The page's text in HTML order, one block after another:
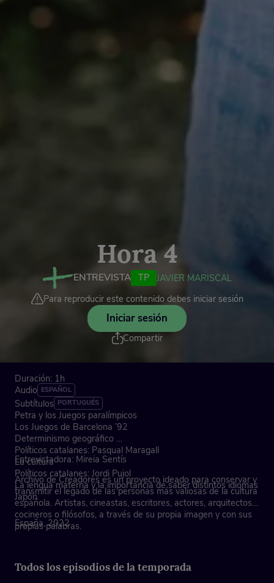
Hora 4
ENTREVISTA TP
JAVIER MARISCAL
Para reproducir este contenido debes iniciar sesión
Iniciar sesión
Compartir
Duración: 1h
Audio ESPAÑOL
Subtítulos PORTUGUÉS
Petra y los Juegos paralímpicos
Los Juegos de Barcelona ’92
Determinismo geográfico
Políticos catalanes: Pasqual Maragall
La cultura
Políticos catalanes: Jordi Pujol
La lengua materna y la importancia de saber distintos idiomas
Japón
Entrevistadora: Mireia Sentís
Archivo de Creadores es un proyecto ideado para conservar y
transmitir el legado de las personas más valiosas de la cultura
española. Artistas, cineastas, escritores, actores, arquitectos,
cocineros o filósofos, a través de su propia imagen y con sus
propias palabras.
España, 2022
Todos los episodios de la temporada